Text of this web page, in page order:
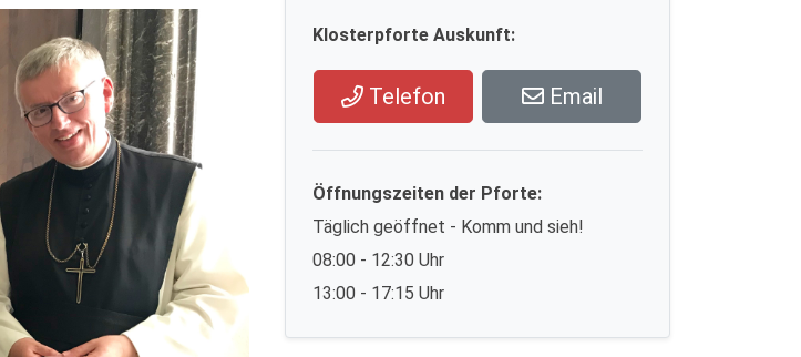
Klosterpforte Auskunft:
Telefon Email
Öffnungszeiten der Pforte:
Täglich geöffnet - Komm und sieh!
08:00 - 12:30 Uhr
13:00 - 17:15 Uhr